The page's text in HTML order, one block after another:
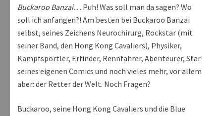
Buckaroo Banzai… Puh! Was soll man da sagen? Wo
soll ich anfangen?! Am besten bei Buckaroo Banzai
selbst, seines Zeichens Neurochirurg, Rockstar (mit
seiner Band, den Hong Kong Cavaliers), Physiker,
Kampfsportler, Erfinder, Rennfahrer, Abenteurer, Star
seines eigenen Comics und noch vieles mehr, vor allem
aber: der Retter der Welt. Noch Fragen?
Buckaroo, seine Hong Kong Cavaliers und die Blue